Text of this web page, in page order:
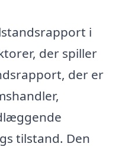
i
der spiller
der er
tilstand. Den